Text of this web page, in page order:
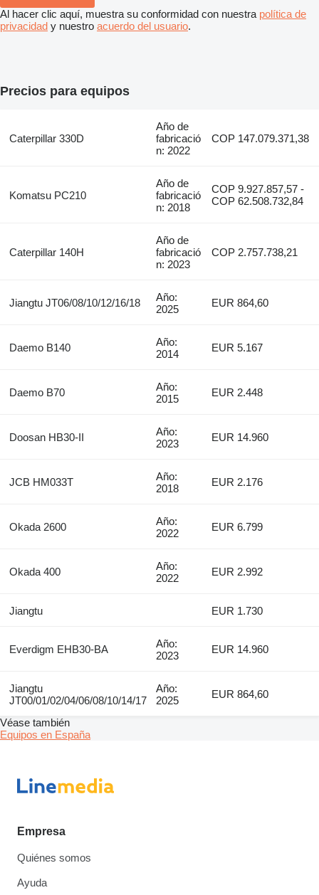
Al hacer clic aquí, muestra su conformidad con nuestra política de
privacidad y nuestro acuerdo del usuario.
Precios para equipos
Caterpillar 330D
Año de
fabricació
n: 2022
COP 147.079.371,38
Komatsu PC210
Año de
fabricació
n: 2018
COP 9.927.857,57 -
COP 62.508.732,84
Caterpillar 140H
Año de
fabricació
n: 2023
COP 2.757.738,21
Jiangtu JT06/08/10/12/16/18
Año:
2025
EUR 864,60
Daemo B140
Año:
2014
EUR 5.167
Daemo B70
Año:
2015
EUR 2.448
Doosan HB30-II
Año:
2023
EUR 14.960
JCB HM033T
Año:
2018
EUR 2.176
Okada 2600
Año:
2022
EUR 6.799
Okada 400
Año:
2022
EUR 2.992
Jiangtu EUR 1.730
Everdigm EHB30-BA
Año:
2023
EUR 14.960
Jiangtu
JT00/01/02/04/06/08/10/14/17
Año:
2025
EUR 864,60
Véase también
Equipos en España
Empresa
Quiénes somos
Ayuda